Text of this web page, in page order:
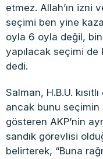
etmez. Allah’ın izni
seçimi ben yine
oyla 6 oyla değil,
yapılacak seçimi de
dedi.
Salman, H.B.U.
ancak bunu
gösteren AKP’nin
sandık görevlisi
belirterek, “Buna